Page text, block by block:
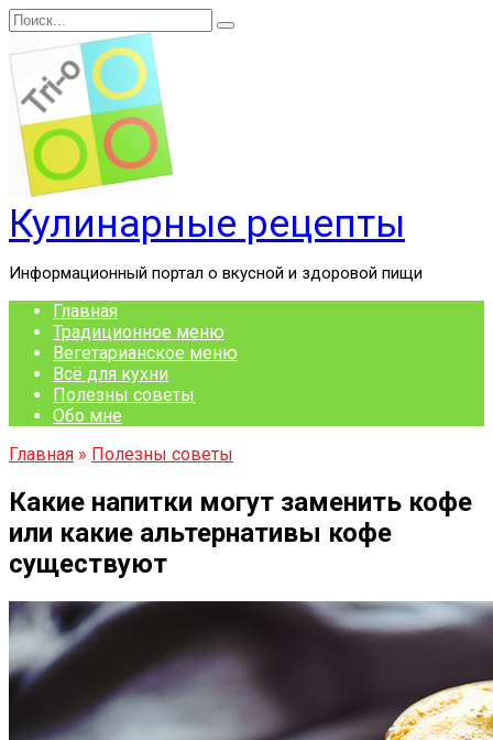
Перейти
к
содержанию
Search
for:
Кулинарные рецепты
Информационный портал о вкусной и здоровой пищи
Главная
Традиционное меню
Вегетарианское меню
Всё для кухни
Полезны советы
Обо мне
Главная » Полезны советы
Какие напитки могут заменить кофе
или какие альтернативы кофе
существуют